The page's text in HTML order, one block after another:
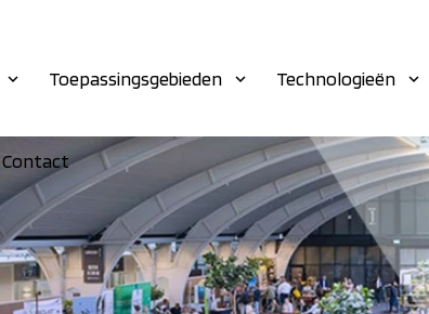
Toepassingsgebieden Technologieën
Contact